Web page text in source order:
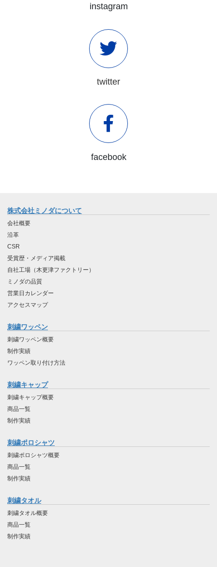
instagram
twitter
facebook
株式会社ミノダについて
会社概要
沿革
CSR
受賞歴・メディア掲載
自社工場（木更津ファクトリー）
ミノダの品質
営業日カレンダー
アクセスマップ
刺繍ワッペン
刺繍ワッペン概要
制作実績
ワッペン取り付け方法
刺繍キャップ
刺繍キャップ概要
商品一覧
制作実績
刺繍ポロシャツ
刺繍ポロシャツ概要
商品一覧
制作実績
刺繍タオル
刺繍タオル概要
商品一覧
制作実績